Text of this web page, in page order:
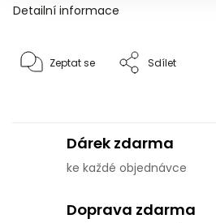
Detailní informace
Zeptat se Sdílet
Dárek zdarma
ke každé objednávce
Doprava zdarma